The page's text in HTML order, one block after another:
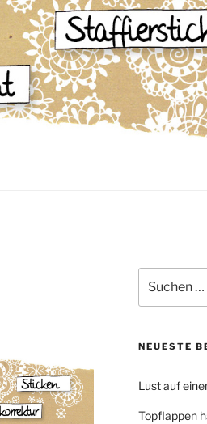
nach:
NEUESTE
Lust auf
Topflappen